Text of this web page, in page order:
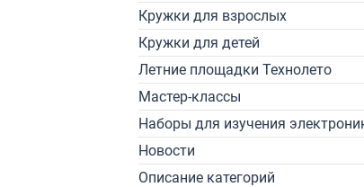
Кружки для взрослых
Кружки для детей
Летние площадки Технолето
Мастер-классы
Наборы для изучения
Новости
Описание категорий